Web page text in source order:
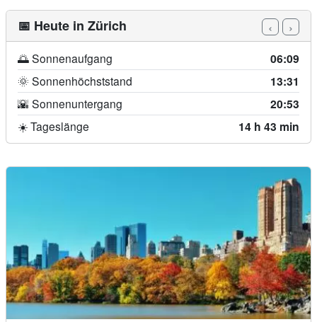
📅 Heute in Zürich ‹ ›
🌅 Sonnenaufgang 06:09
🌞 Sonnenhöchststand 13:31
🌇 Sonnenuntergang 20:53
☀️ Tageslänge 14 h 43 min